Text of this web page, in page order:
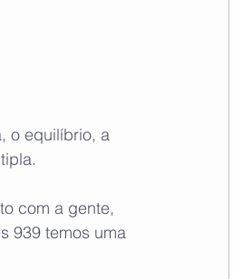
o equilíbrio, a
com a gente,
939 temos uma